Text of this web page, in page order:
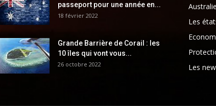
passeport pour une année en...
18 février 2022
Grande Barrière de Corail : les
10 îles qui vont vous...
26 octobre 2022
Les
Les